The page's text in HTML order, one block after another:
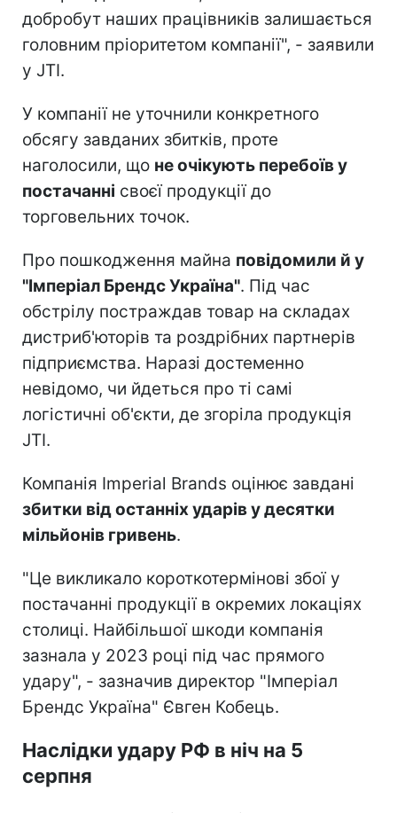
добробут наших працівників залишається
головним пріоритетом компанії", - заявили
у JTI.
У компанії не уточнили конкретного
обсягу завданих збитків, проте
наголосили, що не очікують перебоїв у
постачанні своєї продукції до
торговельних точок.
Про пошкодження майна повідомили й у
"Імперіал Брендс Україна". Під час
обстрілу постраждав товар на складах
дистриб'юторів та роздрібних партнерів
підприємства. Наразі достеменно
невідомо, чи йдеться про ті самі
логістичні об'єкти, де згоріла продукція
JTI.
Компанія Imperial Brands оцінює завдані
збитки від останніх ударів у десятки
мільйонів гривень.
"Це викликало короткотермінові збої у
постачанні продукції в окремих локаціях
столиці. Найбільшої шкоди компанія
зазнала у 2023 році під час прямого
удару", - зазначив директор "Імперіал
Брендс Україна" Євген Кобець.
Наслідки удару РФ в ніч на 5
серпня